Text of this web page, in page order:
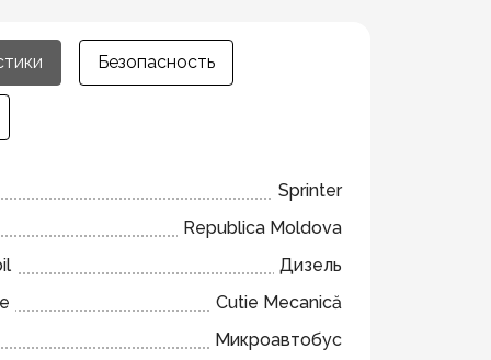
Безопасность
Sprinter
Republica Moldova
Дизель
Cutie Mecanică
Микроавтобус